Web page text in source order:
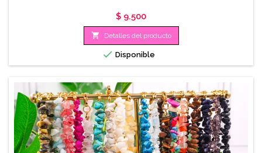
Precio
$ 9.500
 Detalles del producto
 Disponible